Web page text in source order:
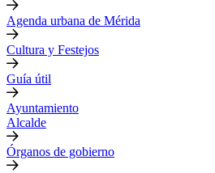
Agenda urbana de Mérida
Cultura y Festejos
Guía útil
Ayuntamiento
Alcalde
Órganos de gobierno